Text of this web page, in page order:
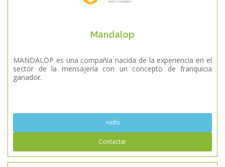
Mandalop
MANDALOP es una compañía nacida de la experiencia en el
sector de la mensajería con un concepto de franquicia
ganador.
+info
Contactar